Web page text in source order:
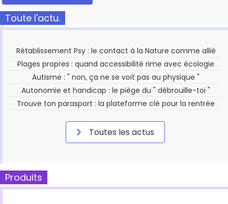
Toute l'actu.
Rétablissement Psy : le contact à la Nature comme allié
Plages propres : quand accessibilité rime avec écologie
Autisme : " non, ça ne se voit pas au physique "
Autonomie et handicap : le piège du " débrouille-toi "
Trouve ton parasport : la plateforme clé pour la rentrée
Toutes les actus
Produits